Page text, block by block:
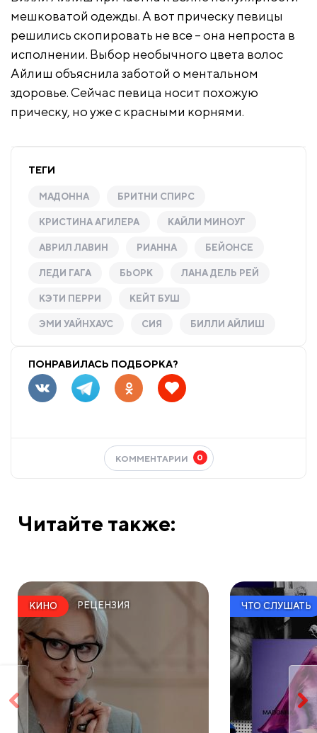
мешковатой одежды. А вот прическу певицы
решились скопировать не все – она непроста в
исполнении. Выбор необычного цвета волос
Айлиш объяснила заботой о ментальном
здоровье. Сейчас певица носит похожую
прическу, но уже с красными корнями.
ТЕГИ
МАДОННА БРИТНИ СПИРС
КРИСТИНА АГИЛЕРА КАЙЛИ МИНОУГ
АВРИЛ ЛАВИН РИАННА БЕЙОНСЕ
ЛЕДИ ГАГА БЬОРК ЛАНА ДЕЛЬ РЕЙ
КЭТИ ПЕРРИ КЕЙТ БУШ
ЭМИ УАЙНХАУС СИЯ БИЛЛИ АЙЛИШ
ПОНРАВИЛАСЬ ПОДБОРКА?
КОММЕНТАРИИ 0
Читайте также:
КИНО РЕЦЕНЗИЯ ЧТО СЛУШАТЬ